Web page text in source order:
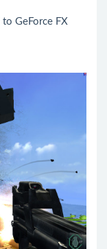
GeForce FX